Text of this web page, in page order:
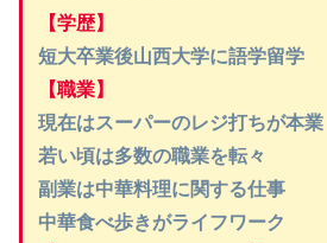
【学歴】
短大卒業後山西大学に語学留学
【職業】
現在はスーパーのレジ打ちが本業
若い頃は多数の職業を転々
副業は中華料理に関する仕事
中華食べ歩きがライフワーク